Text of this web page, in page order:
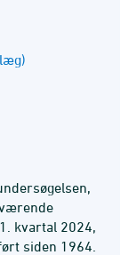
kvartal 2024,
siden 1964.